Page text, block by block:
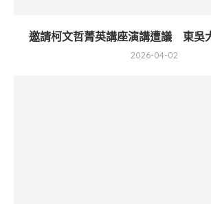
邀請柯文哲菁英講座演講遭議 東吳
2026-04-02